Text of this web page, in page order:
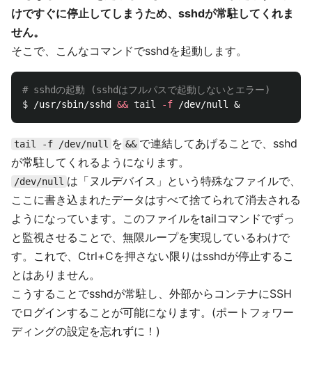
けですぐに停止してしまうため、sshdが常駐してくれま
せん。
そこで、こんなコマンドでsshdを起動します。
# sshdの起動 (sshdはフルパスで起動しないとエラー)
$
/usr/sbin/sshd && tail -f
tail -f /dev/null を && で連結してあげることで、sshd
が常駐してくれるようになります。
/dev/null は「ヌルデバイス」という特殊なファイルで、
ここに書き込まれたデータはすべて捨てられて消去される
ようになっています。このファイルをtailコマンドでずっ
と監視させることで、無限ループを実現しているわけで
す。これで、Ctrl+Cを押さない限りはsshdが停止するこ
とはありません。
こうすることでsshdが常駐し、外部からコンテナにSSH
でログインすることが可能になります。(ポートフォワー
ディングの設定を忘れずに！)